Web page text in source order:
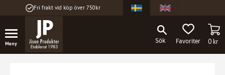
Fri frakt vid köp över 750kr
FAVORITER0kr